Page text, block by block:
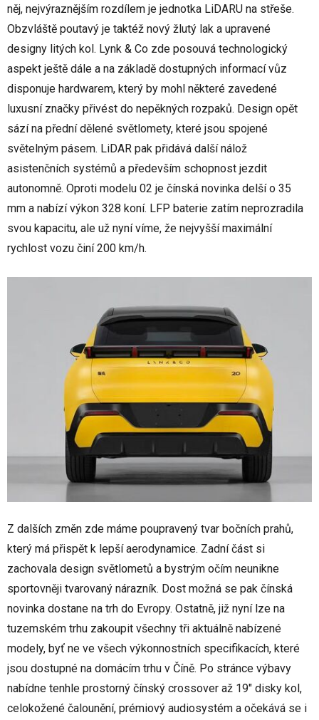
něj, nejvýraznějším rozdílem je jednotka LiDARU na střeše.
Obzvláště poutavý je taktéž nový žlutý lak a upravené
designy litých kol. Lynk & Co zde posouvá technologický
aspekt ještě dále a na základě dostupných informací vůz
disponuje hardwarem, který by mohl některé zavedené
luxusní značky přivést do nepěkných rozpaků. Design opět
sází na přední dělené světlomety, které jsou spojené
světelným pásem. LiDAR pak přidává další nálož
asistenčních systémů a především schopnost jezdit
autonomně. Oproti modelu 02 je čínská novinka delší o 35
mm a nabízí výkon 328 koní. LFP baterie zatím neprozradila
svou kapacitu, ale už nyní víme, že nejvyšší maximální
rychlost vozu činí 200 km/h.
Z dalších změn zde máme poupravený tvar bočních prahů,
který má přispět k lepší aerodynamice. Zadní část si
zachovala design světlometů a bystrým očím neunikne
sportovněji tvarovaný nárazník. Dost možná se pak čínská
novinka dostane na trh do Evropy. Ostatně, již nyní lze na
tuzemském trhu zakoupit všechny tři aktuálně nabízené
modely, byť ne ve všech výkonnostních specifikacích, které
jsou dostupné na domácím trhu v Číně. Po stránce výbavy
nabídne tenhle prostorný čínský crossover až 19" disky kol,
celokožené čalounění, prémiový audiosystém a očekává se i